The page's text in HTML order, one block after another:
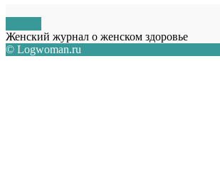
Женский журнал о женском здоровье
© Logwoman.ru